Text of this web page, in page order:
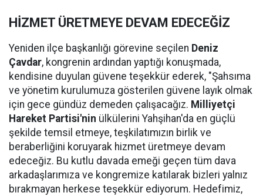
HİZMET ÜRETMEYE DEVAM EDECEĞİZ
Yeniden ilçe başkanlığı görevine seçilen Deniz
Çavdar, kongrenin ardından yaptığı konuşmada,
kendisine duyulan güvene teşekkür ederek, "Şahsıma
ve yönetim kurulumuza gösterilen güvene layık olmak
için gece gündüz demeden çalışacağız. Milliyetçi
Hareket Partisi'nin ülkülerini Yahşihan'da en güçlü
şekilde temsil etmeye, teşkilatımızın birlik ve
beraberliğini koruyarak hizmet üretmeye devam
edeceğiz. Bu kutlu davada emeği geçen tüm dava
arkadaşlarımıza ve kongremize katılarak bizleri yalnız
bırakmayan herkese teşekkür ediyorum. Hedefimiz,